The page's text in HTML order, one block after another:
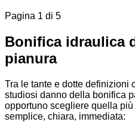
Pagina 1 di 5
Bonifica idraulica
pianura
Tra le tante e dotte definizioni
studiosi danno della bonifica
opportuno scegliere quella più
semplice, chiara, immediata: